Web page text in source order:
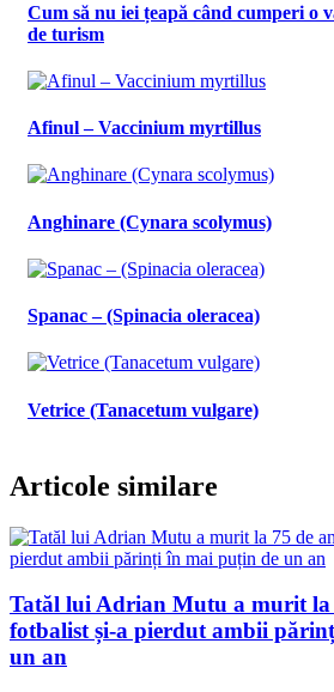
Cum să nu iei țeapă când cumperi o
de turism
Afinul – Vaccinium myrtillus
Anghinare (Cynara scolymus)
Spanac – (Spinacia oleracea)
Vetrice (Tanacetum vulgare)
Articole similare
Tatăl lui Adrian Mutu a murit la
fotbalist și-a pierdut ambii
un an